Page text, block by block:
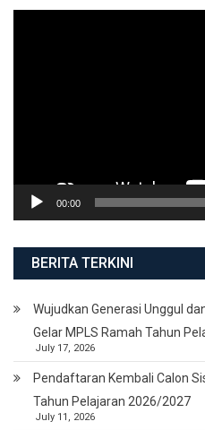
00:00
BERITA TERKINI
Wujudkan Generasi Unggul
Gelar MPLS Ramah Tahun
July 17, 2026
Pendaftaran Kembali Calon
Tahun Pelajaran 2026/2027
July 11, 2026